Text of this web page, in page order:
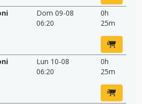
Dom 09-08
06:20
0h
25m
Lun 10-08
06:20
0h
25m